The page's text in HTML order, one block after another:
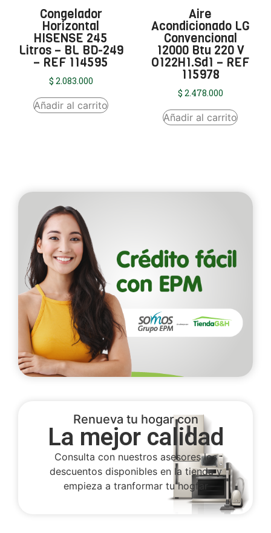
Congelador
Horizontal
HISENSE 245
Litros – BL BD-249
– REF 114595
$ 2.083.000
Añadir al carrito
Aire
Acondicionado LG
Convencional
12000 Btu 220 V
O122H1.Sd1 – REF
115978
$ 2.478.000
Añadir al carrito
Renueva tu hogar con
La mejor calidad
Consulta con nuestros asesores los
descuentos disponibles en la tienda y
empieza a tranformar tu hogfar